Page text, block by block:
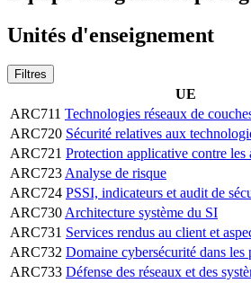
Unités d'enseignement
Filtres
UE
ARC711 Technologies réseaux de
ARC720 Sécurité relatives aux
ARC721 Protection applicative contre les
ARC723Analyse de risque
ARC724 PSSI, indicateurs et audit de
ARC730Architecture système du SI
ARC731 Services rendus au client et
ARC732 Domaine cybersécurité dans les
ARC733 Défense des réseaux et des